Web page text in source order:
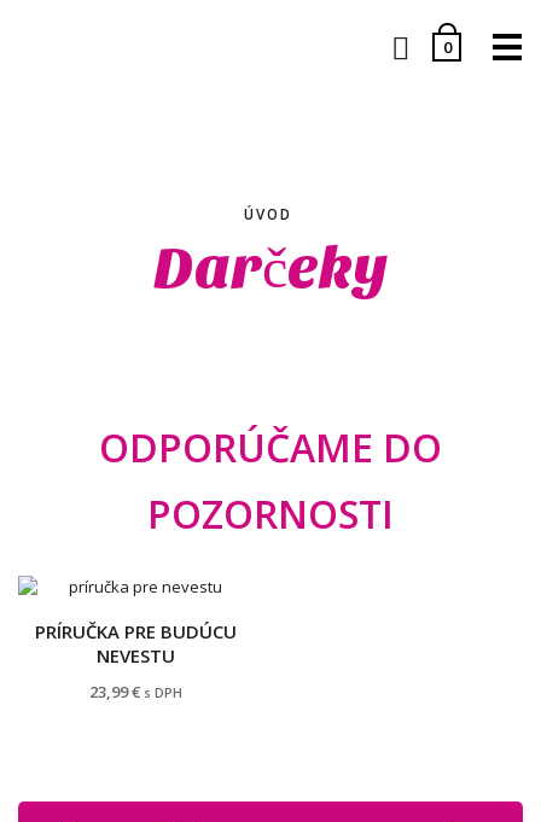
0
ÚVOD
Darčeky
ODPORÚČAME DO
POZORNOSTI
PRÍRUČKA PRE BUDÚCU
NEVESTU
23,99€ s DPH